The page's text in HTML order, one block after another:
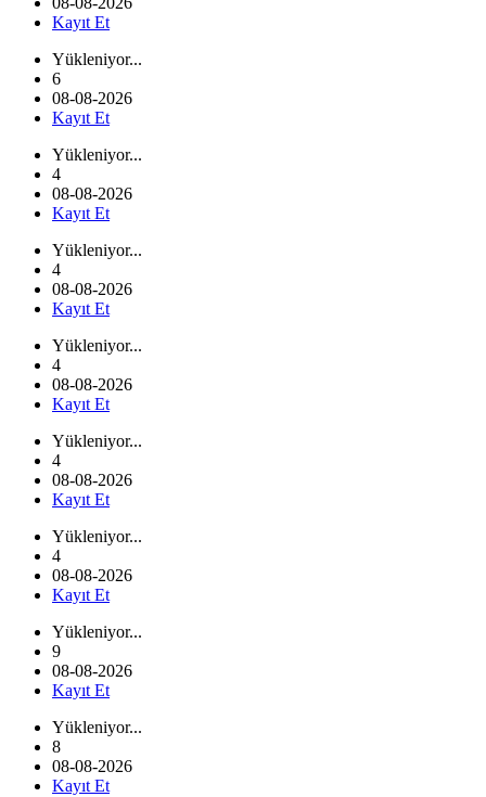
Kayıt Et
Yükleniyor...
6
08-08-2026
Kayıt Et
Yükleniyor...
4
08-08-2026
Kayıt Et
Yükleniyor...
4
08-08-2026
Kayıt Et
Yükleniyor...
4
08-08-2026
Kayıt Et
Yükleniyor...
4
08-08-2026
Kayıt Et
Yükleniyor...
4
08-08-2026
Kayıt Et
Yükleniyor...
9
08-08-2026
Kayıt Et
Yükleniyor...
8
08-08-2026
Kayıt Et